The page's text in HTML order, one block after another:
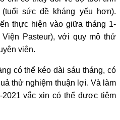
sức đề kháng yếu hơn).
thực hiện vào giữa tháng 1-
Pasteur), với quy mô thử
viên.
có thể kéo dài sáu tháng, có
thử nghiệm thuận lợi. Và làm
vắc xin có thể được tiêm